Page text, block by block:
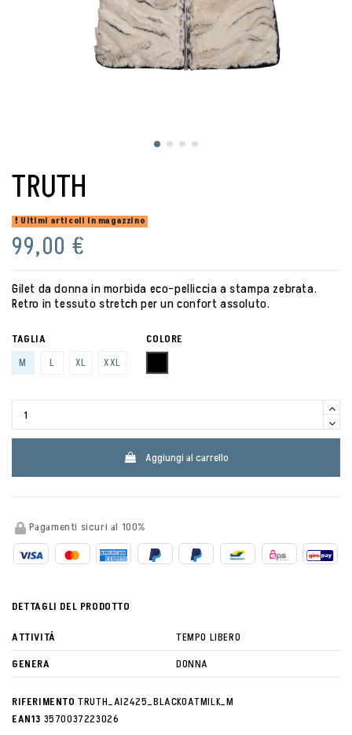
TRUTH
Ultimi articoli in magazzino
99,00 €
Gilet da donna in morbida eco-pelliccia a stampa zebrata.
Retro in tessuto stretch per un confort assoluto.
TAGLIA
M
L XL XXL
COLORE
Aggiungi al carrello
Pagamenti sicuri al 100%
DETTAGLI DEL PRODOTTO
ATTIVITÁ
TEMPO LIBERO
GENERA
DONNA
RIFERIMENTO TRUTH_AI2425_BLACKOATMILK_M
EAN13 3570037223026